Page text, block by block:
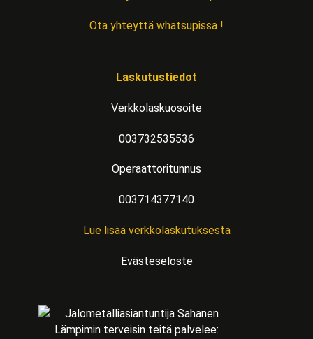
Ota yhteyttä whatsupissa !
Laskutustiedot
Verkkolaskuosoite
003732535536
Operaattoritunnus
003714377140
Lue lisää verkkolaskutuksesta
Evästeseloste
Lämpimin terveisin teitä palvelee: